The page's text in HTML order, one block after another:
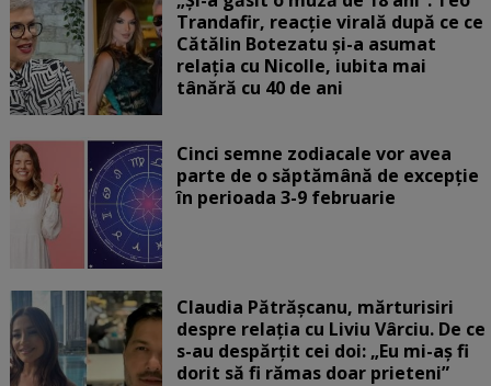
Trandafir, reacție virală după ce ce
Cătălin Botezatu și-a asumat
relația cu Nicolle, iubita mai
tânără cu 40 de ani
Cinci semne zodiacale vor avea
parte de o săptămână de excepție
în perioada 3-9 februarie
Claudia Pătrășcanu, mărturisiri
despre relația cu Liviu Vârciu. De ce
s-au despărțit cei doi: „Eu mi-aș fi
dorit să fi rămas doar prieteni”